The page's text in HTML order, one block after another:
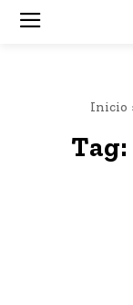
Inicio
Tag: